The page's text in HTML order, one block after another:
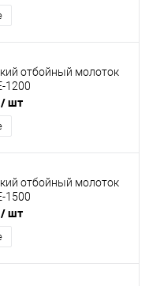
отбойный молоток
1200
/ шт
отбойный молоток
1500
/ шт